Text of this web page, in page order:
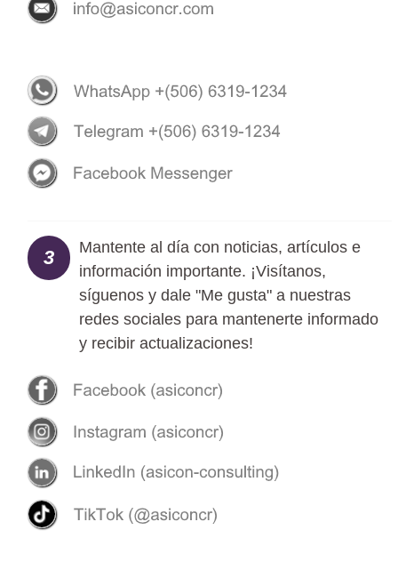
3
Mantente al día con noticias, artículos e
información importante. ¡Visítanos,
síguenos y dale "Me gusta" a nuestras
redes sociales para mantenerte informado
y recibir actualizaciones!